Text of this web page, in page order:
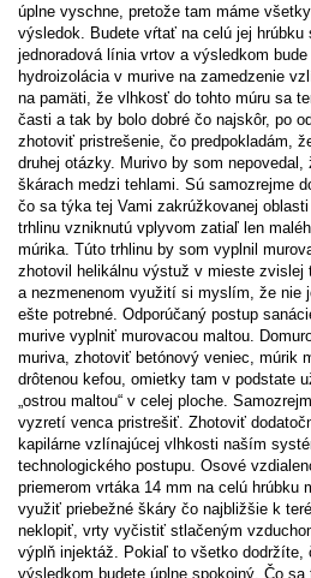
úplne vyschne, pretože tam máme
výsledok. Budete vŕtať na celú jej
jednoradová línia vrtov a výsledkom
hydroizolácia v murive na zamedzenie
na pamäti, že vlhkosť do tohto múru sa
časti a tak by bolo dobré čo najskôr, po
zhotoviť pristrešenie, čo predpokladám,
druhej otázky. Murivo by som
škárach medzi tehlami. Sú samozrejme
čo sa týka tej Vami zakrúžkovanej
trhlinu vzniknutú vplyvom zatiaľ len
múrika. Túto trhlinu by som vyplnil
zhotovil helikálnu výstuž v mieste zvislej
a nezmenenom využití si myslím, že nie
ešte potrebné. Odporúčaný postup
murive vyplniť murovacou maltou.
muriva, zhotoviť betónový veniec, múrik
drôtenou kefou, omietky tam v podstate
„ostrou maltou“ v celej ploche.
vyzretí venca pristrešiť. Zhotoviť
kapilárne vzlínajúcej vlhkosti naším
technologického postupu. Osové
priemerom vrtáka 14 mm na celú hrúbku
využiť priebežné škáry čo najbližšie k
neklopiť, vrty vyčistiť stlačeným
výplň injektáž. Pokiaľ to všetko dodržíte,
výsledkom budete úplne spokojný. Čo